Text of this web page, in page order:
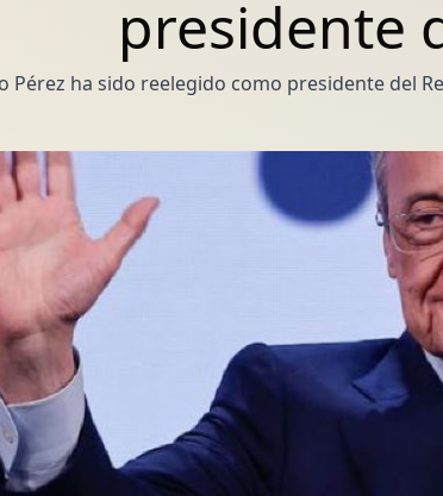
presidente
Pérez ha sido reelegido como presidente del